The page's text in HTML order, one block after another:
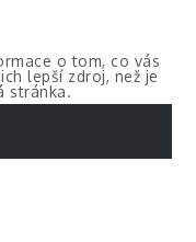
o tom, co vás
lepší zdroj, než je
stránka.